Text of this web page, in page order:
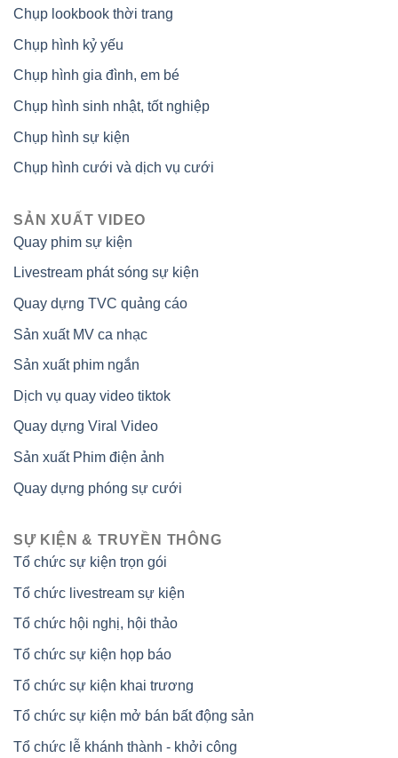
Chụp lookbook thời trang
Chụp hình kỷ yếu
Chụp hình gia đình, em bé
Chụp hình sinh nhật, tốt nghiệp
Chụp hình sự kiện
Chụp hình cưới và dịch vụ cưới
SẢN XUẤT VIDEO
Quay phim sự kiện
Livestream phát sóng sự kiện
Quay dựng TVC quảng cáo
Sản xuất MV ca nhạc
Sản xuất phim ngắn
Dịch vụ quay video tiktok
Quay dựng Viral Video
Sản xuất Phim điện ảnh
Quay dựng phóng sự cưới
SỰ KIỆN & TRUYỀN THÔNG
Tổ chức sự kiện trọn gói
Tổ chức livestream sự kiện
Tổ chức hội nghị, hội thảo
Tổ chức sự kiện họp báo
Tổ chức sự kiện khai trương
Tổ chức sự kiện mở bán bất động sản
Tổ chức lễ khánh thành - khởi công